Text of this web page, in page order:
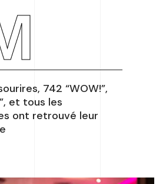
742 “WOW!”,
et tous les
ont retrouvé leur